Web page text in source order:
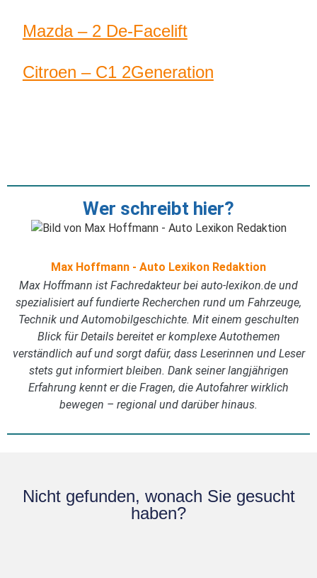
Mazda – 2 De-Facelift
Citroen – C1 2Generation
Wer schreibt hier?
Max Hoffmann - Auto Lexikon Redaktion
Max Hoffmann ist Fachredakteur bei auto-lexikon.de und
spezialisiert auf fundierte Recherchen rund um Fahrzeuge,
Technik und Automobilgeschichte. Mit einem geschulten
Blick für Details bereitet er komplexe Autothemen
verständlich auf und sorgt dafür, dass Leserinnen und Leser
stets gut informiert bleiben. Dank seiner langjährigen
Erfahrung kennt er die Fragen, die Autofahrer wirklich
bewegen – regional und darüber hinaus.
Nicht gefunden, wonach Sie gesucht
haben?